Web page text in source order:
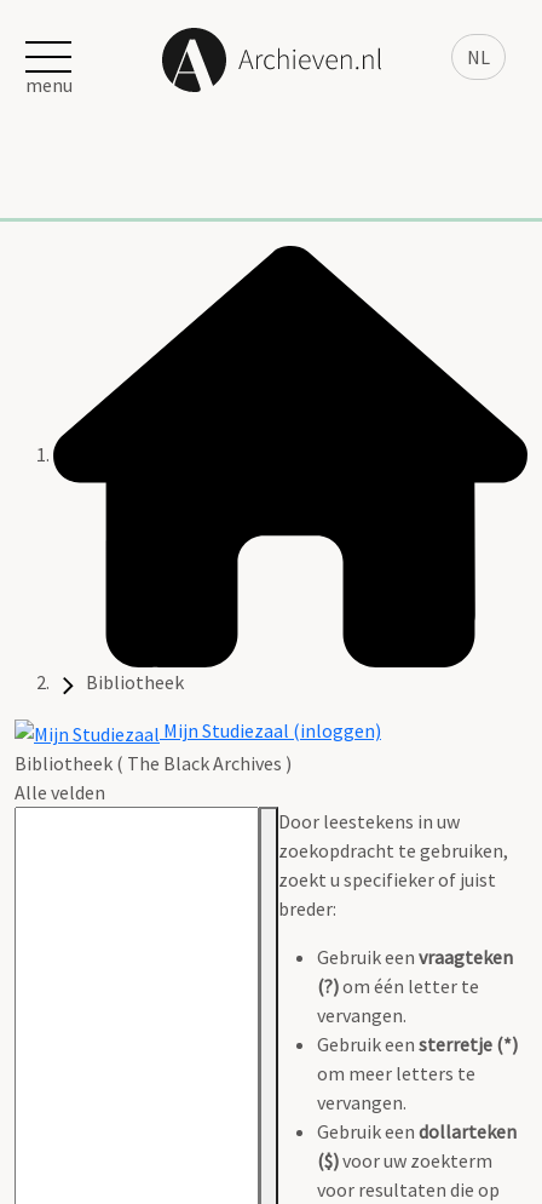
NL
menu
Bibliotheek
Mijn Studiezaal (inloggen)
Bibliotheek ( The Black Archives )
Alle velden
Door leestekens in uw
zoekopdracht te gebruiken,
zoekt u specifieker of juist
breder:
Gebruik een vraagteken
(?)om één letter te
vervangen.
Gebruik een sterretje (*)
om meer letters te
vervangen.
Gebruik een dollarteken
($)voor uw zoekterm
voor resultaten die op